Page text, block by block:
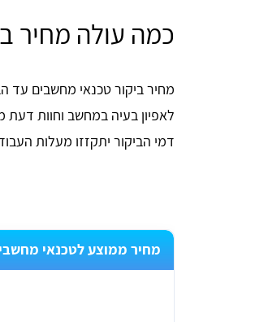
כמה עולה מחיר
מחיר ביקור טכנאי מחשבים עד
לאפיון בעיה במחשב וחוות דעת
דמי הביקור יתקזזו מעלות
מחיר ממוצע לטכנאי